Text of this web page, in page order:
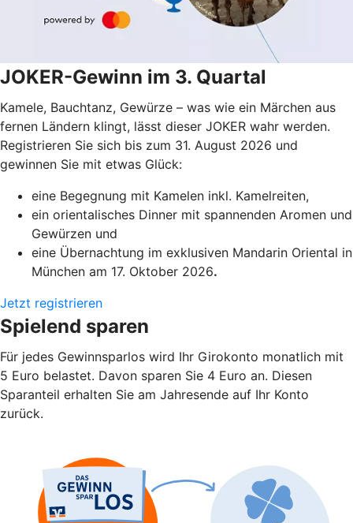
JOKER-Gewinn im 3. Quartal
Kamele, Bauchtanz, Gewürze – was wie ein Märchen aus
fernen Ländern klingt, lässt dieser JOKER wahr werden.
Registrieren Sie sich bis zum 31. August 2026 und
gewinnen Sie mit etwas Glück:
eine Begegnung mit Kamelen inkl. Kamelreiten,
ein orientalisches Dinner mit spannenden Aromen und
Gewürzen und
eine Übernachtung im exklusiven Mandarin Oriental in
München am 17. Oktober 2026.
Jetzt registrieren
Spielend sparen
Für jedes Gewinnsparlos wird Ihr Girokonto monatlich mit
5 Euro belastet. Davon sparen Sie 4 Euro an. Diesen
Sparanteil erhalten Sie am Jahresende auf Ihr Konto
zurück.